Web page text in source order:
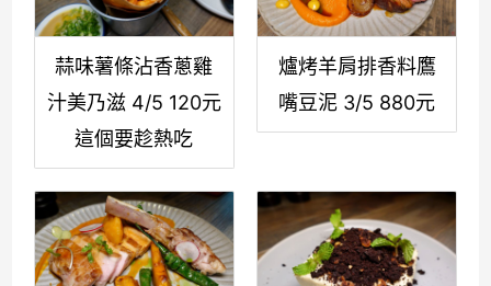
蒜味薯條沾香蔥雞
汁美乃滋 4/5 120元
這個要趁熱吃
爐烤羊肩排香料鷹
嘴豆泥 3/5 880元